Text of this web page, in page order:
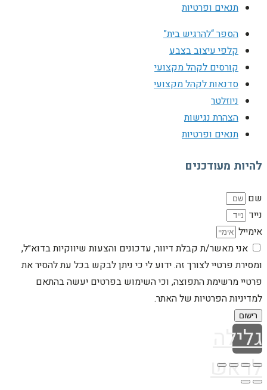
תנאים ופרטיות
הספר “להרגיש בית”
קלפי עיצוב בצבע
קורסים לקהל מקצועי
סדנאות לקהל מקצועי
ניוזלטר
הצהרת נגישות
תנאים ופרטיות
להיות מעודכנים
שם
נייד
אימייל
אני מאשר/ת קבלת דיוור, עדכונים והצעות שיווקיות בדוא״ל,
ומסירת פרטיי לצורך זה. ידוע לי כי ניתן לבקש בכל עת להסיר את
פרטיי מרשימת התפוצה, וכי השימוש בפרטים יעשה בהתאם
למדיניות הפרטיות של האתר.
רישום
גלילה
לראש